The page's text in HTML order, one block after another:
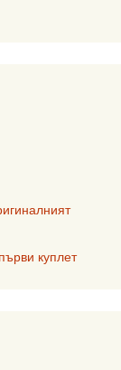
куплет